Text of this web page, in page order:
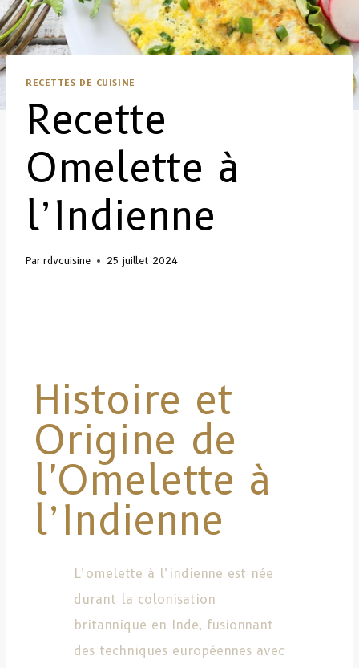
RECETTES DE CUISINE
Recette
Omelette à
l’Indienne
Par rdvcuisine 25 juillet 2024
Histoire et
Origine de
l'Omelette à
l’Indienne
L’omelette à l’indienne est née
durant la colonisation
britannique en Inde, fusionnant
des techniques européennes avec